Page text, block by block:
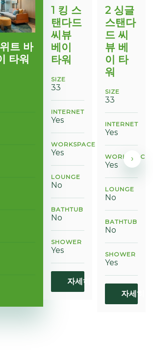
트 바
타워
1 킹 스
탠다드
씨뷰
베이
타워
SIZE
33
INTERNET
Yes
WORKSPACE
Yes
LOUNGE
No
BATHTUB
No
SHOWER
Yes
자세히 알아보기
2 싱글
스탠다
드 씨
뷰 베
이 타
워
SIZE
33
INTERNET
Yes
WORKSPACE
Yes
LOUNGE
No
BATHTUB
No
SHOWER
Yes
자세히
›